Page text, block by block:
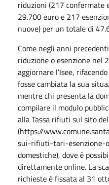
riduzioni (217 confermate
29.700 euro e 217
nuove) per un totale di
Come negli anni
riduzione o esenzione nel
aggiornare l’Isee,
fosse cambiata la sua
mentre chi presenta la
compilare il modulo
alla Tassa rifiuti sul sito
(https://
sui-rifiuti-tari-esenzione-
domestiche), dove è
direttamente online. La
richieste è fissata al 31